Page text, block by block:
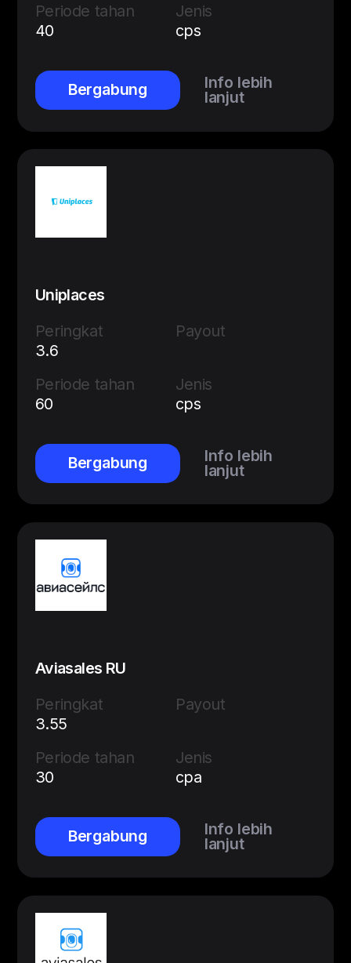
Periode tahan
40
Jenis
cps
Bergabung Info lebih
lanjut
Uniplaces
Peringkat
3.6
Payout
Periode tahan
60
Jenis
cps
Bergabung Info lebih
lanjut
Aviasales RU
Peringkat
3.55
Payout
Periode tahan
30
Jenis
cpa
Bergabung Info lebih
lanjut